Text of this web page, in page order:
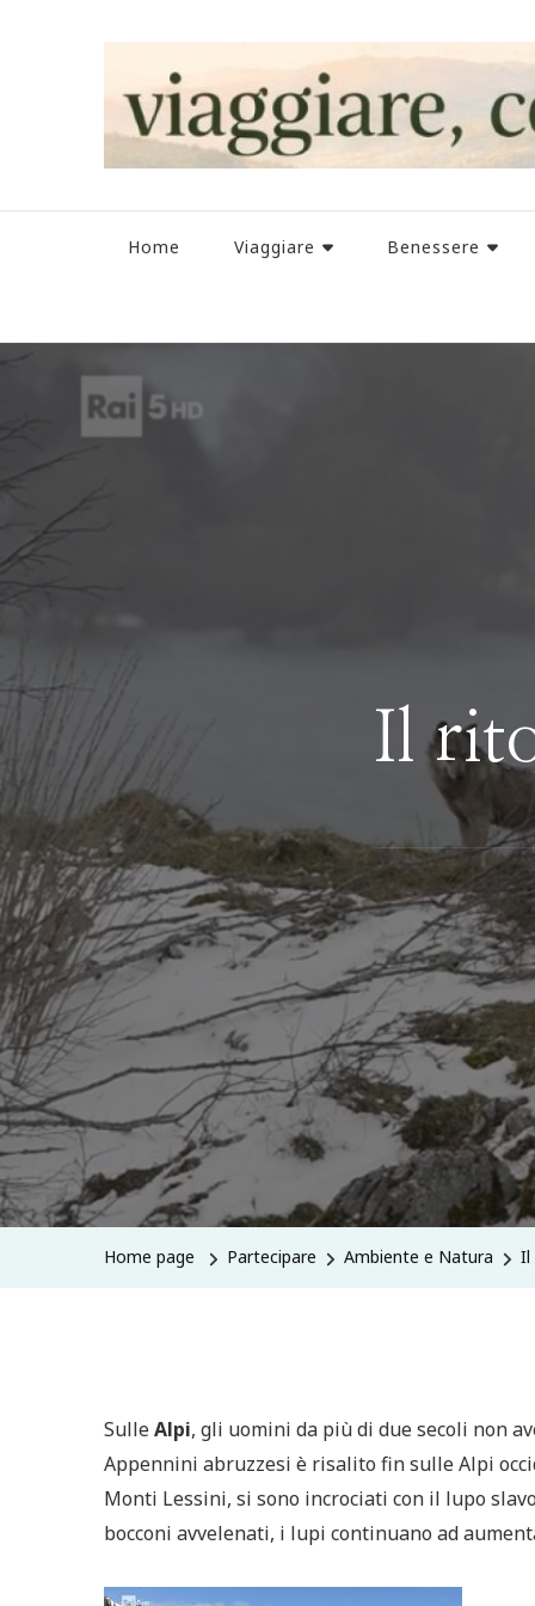
Home Viaggiare Benessere
Il
Home page Partecipare Ambiente e Natura Il
SulleAlpi, gli uomini da più di due secoli non
Appennini abruzzesi è risalito fin sulle Alpi
Monti Lessini, si sono incrociati con il lupo
bocconi avvelenati, i lupi continuano ad